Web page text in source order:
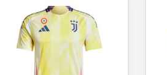
produktsiden